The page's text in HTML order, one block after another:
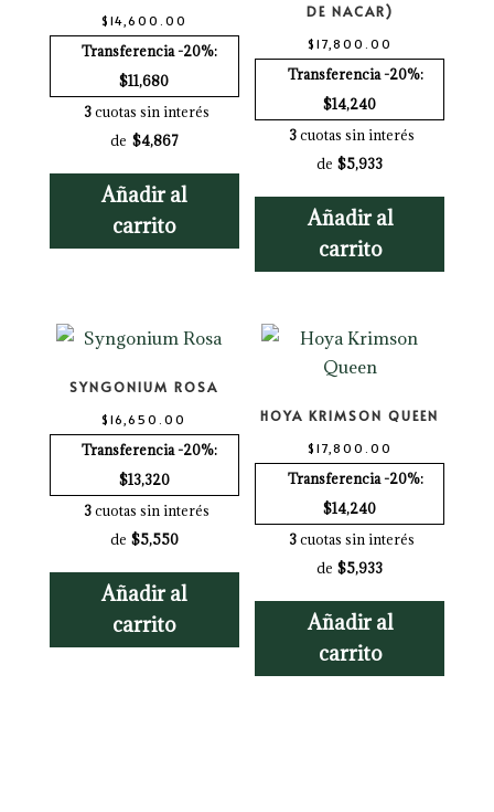
$ 14,600.00
Transferencia -20%:
$11,680
3cuotas sin interés
de $4,867
Añadir al
carrito
DE NACAR)
$ 17,800.00
Transferencia -20%:
$14,240
3cuotas sin interés
de $5,933
Añadir al
carrito
SYNGONIUM ROSA
$ 16,650.00
Transferencia -20%:
$13,320
3cuotas sin interés
de $5,550
Añadir al
carrito
HOYA KRIMSON QUEEN
$ 17,800.00
Transferencia -20%:
$14,240
3cuotas sin interés
de $5,933
Añadir al
carrito